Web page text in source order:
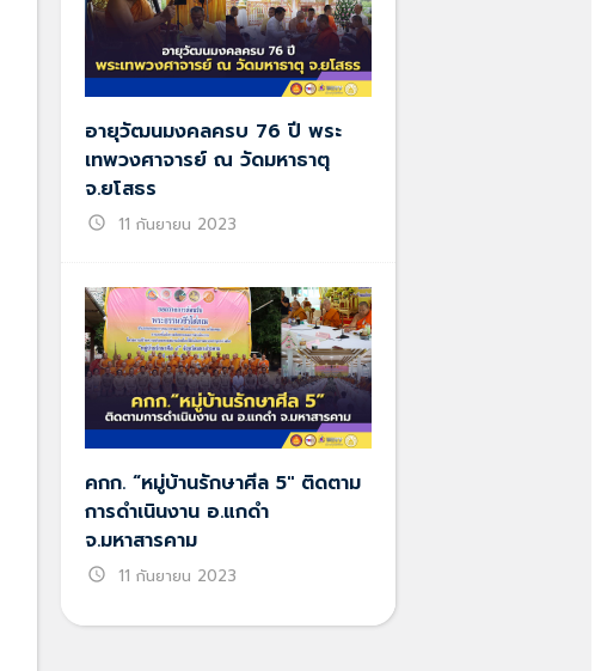
อายุวัฒนมงคลครบ 76 ปี พระ
เทพวงศาจารย์ ณ วัดมหาธาตุ
จ.ยโสธร
schedule 11 กันยายน 2023
คกก. “หมู่บ้านรักษาศีล 5″ ติดตาม
การดำเนินงาน อ.แกดำ
จ.มหาสารคาม
schedule 11 กันยายน 2023